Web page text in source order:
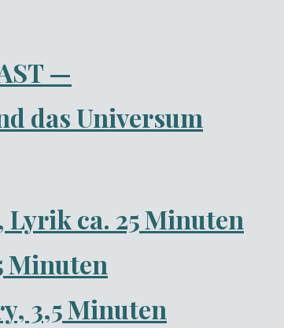
—
das Universum
ca. 25 Minuten
Minuten
3,5 Minuten